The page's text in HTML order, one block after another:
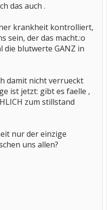
das auch .
krankheit kontrolliert,
sein, der das macht.:o
die blutwerte GANZ in
damit nicht verrueckt
ist jetzt: gibt es faelle ,
zum stillstand
nur der einzige
uns allen?